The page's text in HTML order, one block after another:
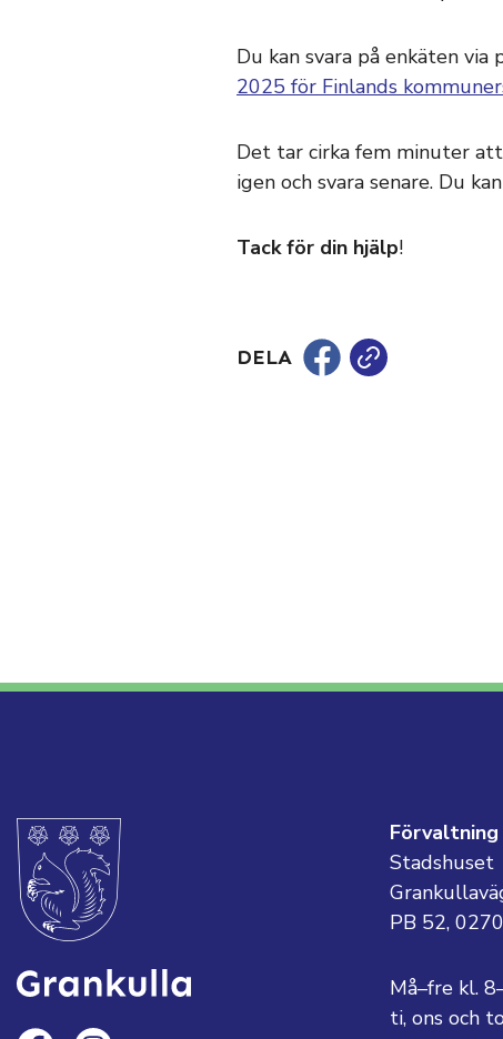
Du kan svara på enkäten
2025 för Finlands
Det tar cirka fem minuter
igen och svara senare. Du
Tack för din hjälp!
DELA
Förvaltning
Stadshuset
PB 52,
Må–fre kl.
ti, ons och